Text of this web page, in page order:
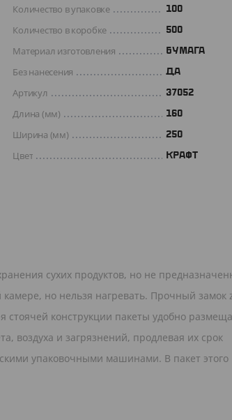
Количество в упаковке 100
Количество в коробке 500
Материал изготовления БУМАГА
Без нанесения ДА
Артикул 37052
Длина (мм) 160
Ширина (мм) 250
Цвет КРАФТ
сухих продуктов, но не
но нельзя нагревать. Прочный замок
стоячей конструкции пакеты удобно
воздуха и загрязнений, продлевая их срок
упаковочными машинами. В пакет этого